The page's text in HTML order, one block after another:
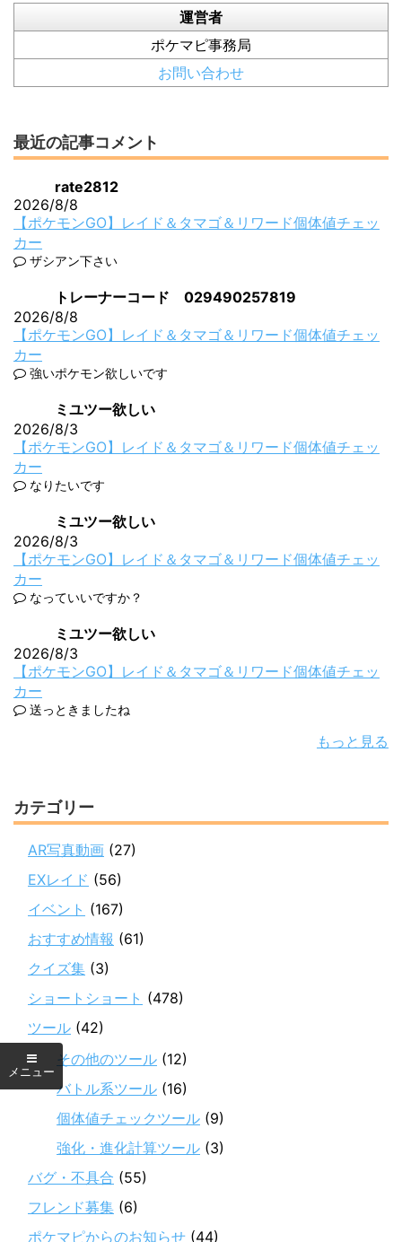
運営者
ポケマピ事務局
お問い合わせ
最近の記事コメント
rate2812
2026/8/8
【ポケモンGO】レイド＆タマゴ＆リワード個体値チェッ
カー
ザシアン下さい
トレーナーコード 029490257819
2026/8/8
【ポケモンGO】レイド＆タマゴ＆リワード個体値チェッ
カー
強いポケモン欲しいです
ミユツー欲しい
2026/8/3
【ポケモンGO】レイド＆タマゴ＆リワード個体値チェッ
カー
なりたいです
ミユツー欲しい
2026/8/3
【ポケモンGO】レイド＆タマゴ＆リワード個体値チェッ
カー
なっていいですか？
ミユツー欲しい
2026/8/3
【ポケモンGO】レイド＆タマゴ＆リワード個体値チェッ
カー
送っときましたね
もっと見る
カテゴリー
AR写真動画 (27)
EXレイド (56)
イベント (167)
おすすめ情報 (61)
クイズ集 (3)
ショートショート (478)
ツール (42)
その他のツール (12)
バトル系ツール (16)
個体値チェックツール (9)
強化・進化計算ツール (3)
バグ・不具合 (55)
フレンド募集 (6)
ポケマピからのお知らせ (44)